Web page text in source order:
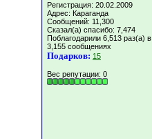
Регистрация: 20.02.2009
Адрес: Караганда
Сообщений: 11,300
Сказал(а) спасибо: 7,474
Поблагодарили 6,513 раз(а) в
3,155 сообщениях
Подарков: 15
Вес репутации: 0